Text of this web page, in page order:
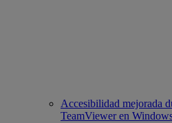
Accesibilidad mejorada
TeamViewer en